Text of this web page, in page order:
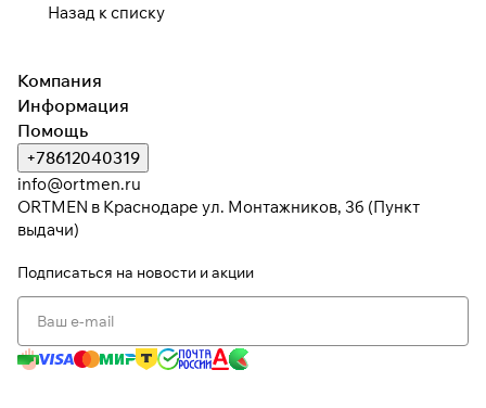
Назад к списку
об оплате Плайтом
недели
Компания
Информация
Помощь
+78612040319
info@ortmen.ru
ORTMEN в Краснодаре ул. Монтажников, 3б (Пункт
выдачи)
Подписаться на новости и акции